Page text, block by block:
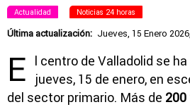
Actualidad Noticias 24 horas
Última actualización: Jueves, 15 Enero
E
l centro de Valladolid se
jueves, 15 de enero, en
del sector primario. Más de